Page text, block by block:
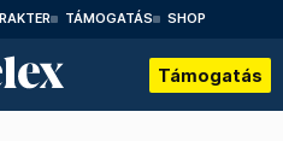
TÁMOGATÁS SHOP
Támogatás